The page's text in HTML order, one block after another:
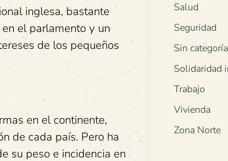
inglesa, bastante
el parlamento y un
de los pequeños
en el continente,
de cada país. Pero ha
su peso e incidencia en
Salud
Seguridad
Sin categoría
Solidaridad
Trabajo
Vivienda
Zona Norte